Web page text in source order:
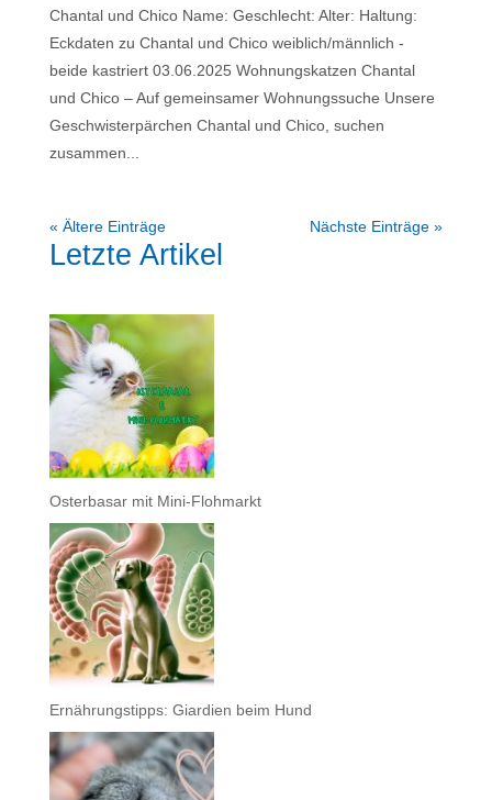
Chantal und Chico Name: Geschlecht: Alter: Haltung:
Eckdaten zu Chantal und Chico weiblich/männlich -
beide kastriert 03.06.2025 Wohnungskatzen Chantal
und Chico – Auf gemeinsamer Wohnungssuche Unsere
Geschwisterpärchen Chantal und Chico, suchen
zusammen...
« Ältere Einträge Nächste Einträge »
Letzte Artikel
Osterbasar mit Mini-Flohmarkt
Ernährungstipps: Giardien beim Hund